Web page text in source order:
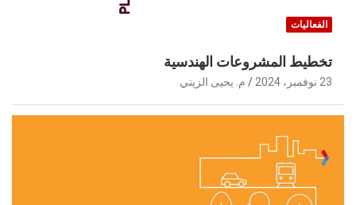
الفعاليات
تخطيط المشروعات الهندسية
23 نوفمبر، 2024 م. يحيى الزيني